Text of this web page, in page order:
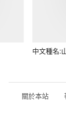
中文種名:
關於本站